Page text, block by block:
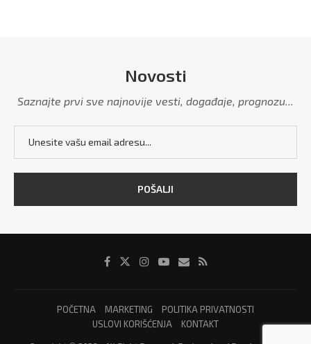
Novosti
Saznajte prvi sve najnovije vesti, događaje, prognozu...
POČETNA MARKETING
POLITIKA PRIVATNOSTI
USLOVI KORIŠĆENJA
KONTAKT